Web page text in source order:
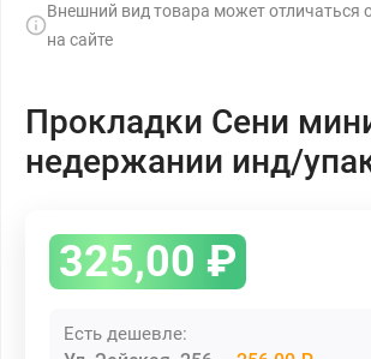
Внешний вид товара может отличаться
на сайте
Прокладки Сени
недержании инд/
325,00 ₽
Есть дешевле: